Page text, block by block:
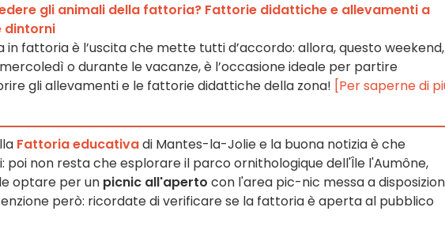
gli animali della fattoria? Fattorie didattiche e allevamenti a
dintorni
in fattoria è l’uscita che mette tutti d’accordo: allora, questo weekend,
o durante le vacanze, è l’occasione ideale per partire
gli allevamenti e le fattorie didattiche della zona! [Per saperne di
Fattoria educativadi Mantes-la-Jolie e la buona notizia è che
poi non resta che esplorare il parco ornithologique dell'Île l'Aumône,
optare per un picnic all'aperto con l'area pic-nic messa a
però: ricordate di verificare se la fattoria è aperta al pubblico